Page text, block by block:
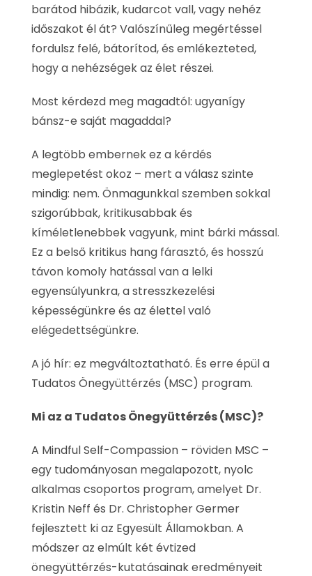
barátod hibázik, kudarcot vall, vagy nehéz
időszakot él át? Valószínűleg megértéssel
fordulsz felé, bátorítod, és emlékezteted,
hogy a nehézségek az élet részei.
Most kérdezd meg magadtól: ugyanígy
bánsz-e saját magaddal?
A legtöbb embernek ez a kérdés
meglepetést okoz – mert a válasz szinte
mindig: nem. Önmagunkkal szemben sokkal
szigorúbbak, kritikusabbak és
kíméletlenebbek vagyunk, mint bárki mással.
Ez a belső kritikus hang fárasztó, és hosszú
távon komoly hatással van a lelki
egyensúlyunkra, a stresszkezelési
képességünkre és az élettel való
elégedettségünkre.
A jó hír: ez megváltoztatható. És erre épül a
Tudatos Önegyüttérzés (MSC) program.
Mi az a Tudatos Önegyüttérzés (MSC)?
A Mindful Self-Compassion – röviden MSC –
egy tudományosan megalapozott, nyolc
alkalmas csoportos program, amelyet Dr.
Kristin Neff és Dr. Christopher Germer
fejlesztett ki az Egyesült Államokban. A
módszer az elmúlt két évtized
önegyüttérzés-kutatásainak eredményeit